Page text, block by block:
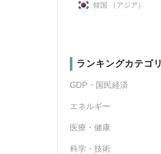
韓国 （アジア）
ランキングカテゴリ
GDP・国民経済
エネルギー
医療・健康
科学・技術